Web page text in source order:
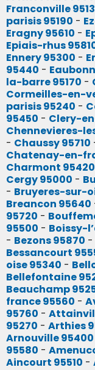
Franconville
parisis 95190 -
Eragny 95610 -
Epiais-rhus
Ennery 95300 -
95440 -
la-barre 95170 -
Cormeilles-en-
parisis 95240 -
95450 - Clery-
Chennevieres-
- Chaussy 95710
Chatenay-en-
Charmont 95420
Cergy 95000 -
- Bruyeres-sur-
Breancon 95640
95720 -
95500 - Boissy-
- Bezons 95870 -
Bessancourt
oise 95340 -
Bellefontaine
Beauchamp
france 95560 -
95760 -
95270 - Arthies
Arnouville 95400
95580 -
Aincourt 95510 -